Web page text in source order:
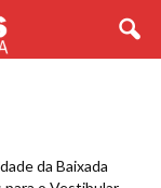
da Baixada